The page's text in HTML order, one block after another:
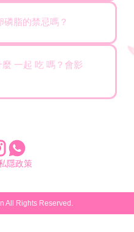
磷脂的禁忌嗎？
一起 吃 嗎？會影
隱政策
All Rights Reserved.